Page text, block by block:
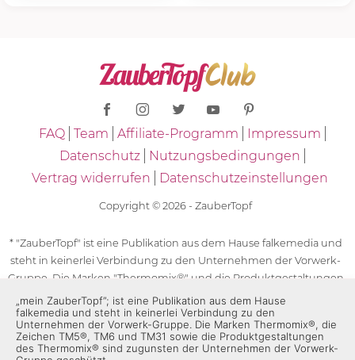
FAQ Team Affiliate-Programm
Impressum
Datenschutz
Nutzungsbedingungen
Vertrag widerrufen
Datenschutzeinstellungen
Copyright © 2026 - ZauberTopf
* "ZauberTopf" ist eine Publikation aus dem Hause falkemedia und
steht in keinerlei Verbindung zu den Unternehmen der Vorwerk-
Gruppe. Die Marken "Thermomix®" und die Produktgestaltungen
des "Thermomix®" sind eingetragene Marken der Unternehmen
der Vorwerk-Gruppe. Die Marken Thermomix®, die Zeichen TM5®,
TM6 und TM31 sowie die Produktgestaltungen des Thermomix®
sind zugunsten der Unternehmen der Vorwerk-Gruppe
„mein ZauberTopf”; ist eine Publikation aus dem Hause
falkemedia und steht in keinerlei Verbindung zu den
Unternehmen der Vorwerk-Gruppe. Die Marken Thermomix®, die
Zeichen TM5®, TM6 und TM31 sowie die Produktgestaltungen
des Thermomix® sind zugunsten der Unternehmen der Vorwerk-